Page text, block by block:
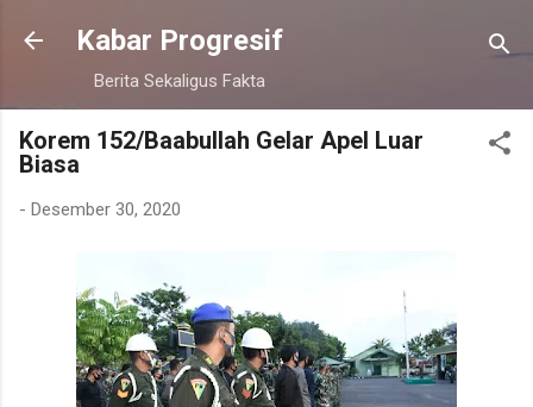
Langsung ke konten utama
Kabar Progresif
Berita Sekaligus Fakta
Korem 152/Baabullah Gelar Apel Luar
Biasa
- Desember 30, 2020